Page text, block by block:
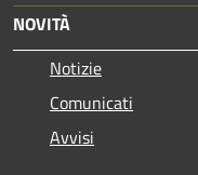
NOVITÀ
Notizie
Comunicati
Avvisi